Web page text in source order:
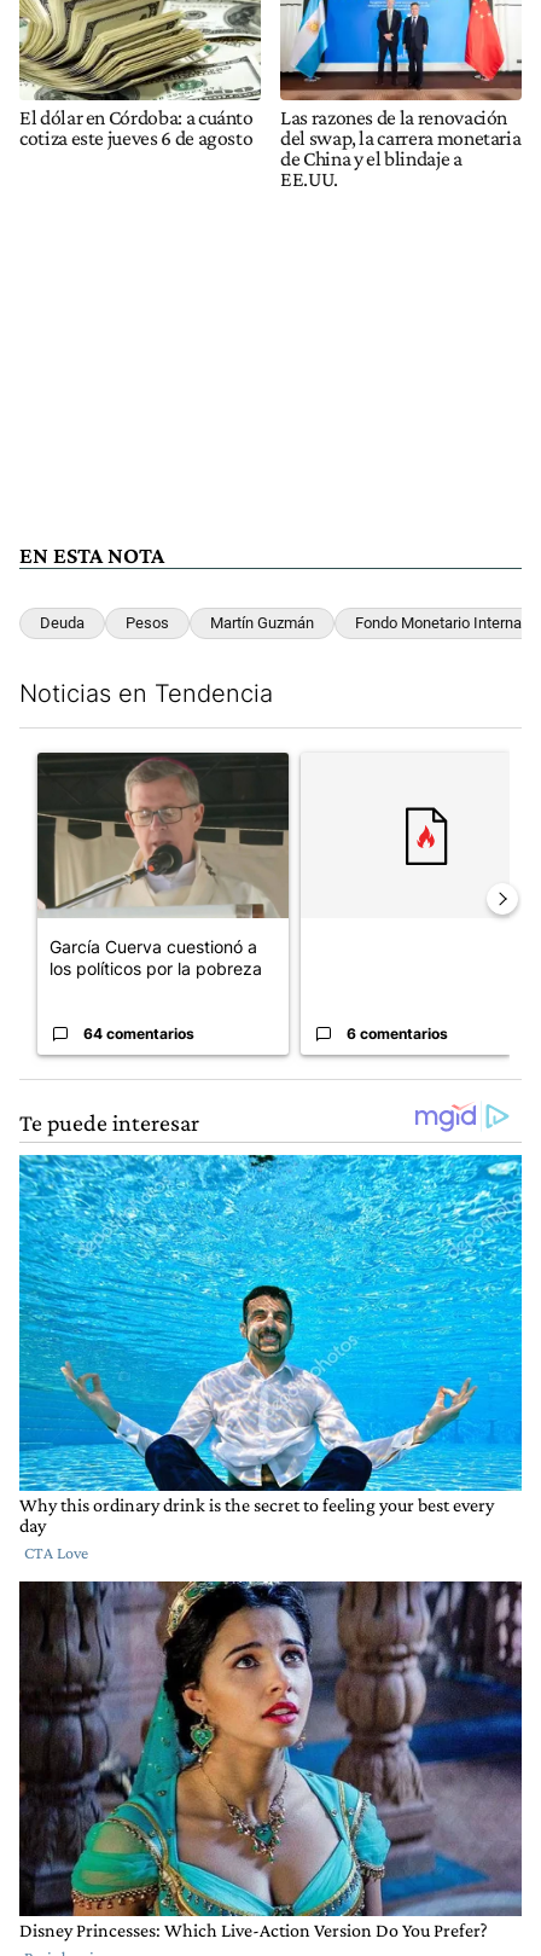
El dólar en Córdoba: a cuánto
cotiza este jueves 6 de agosto
Las razones de la renovación
del swap, la carrera monetaria
de China y el blindaje a
EE.UU.
EN ESTA NOTA
Deuda Pesos Martín Guzmán Fondo Monetario
Noticias en Tendencia
Un artículo de tendencia con el título "García Cuerva
García Cuerva cuestionó a
los políticos por la pobreza
64 comentarios 6 comentarios